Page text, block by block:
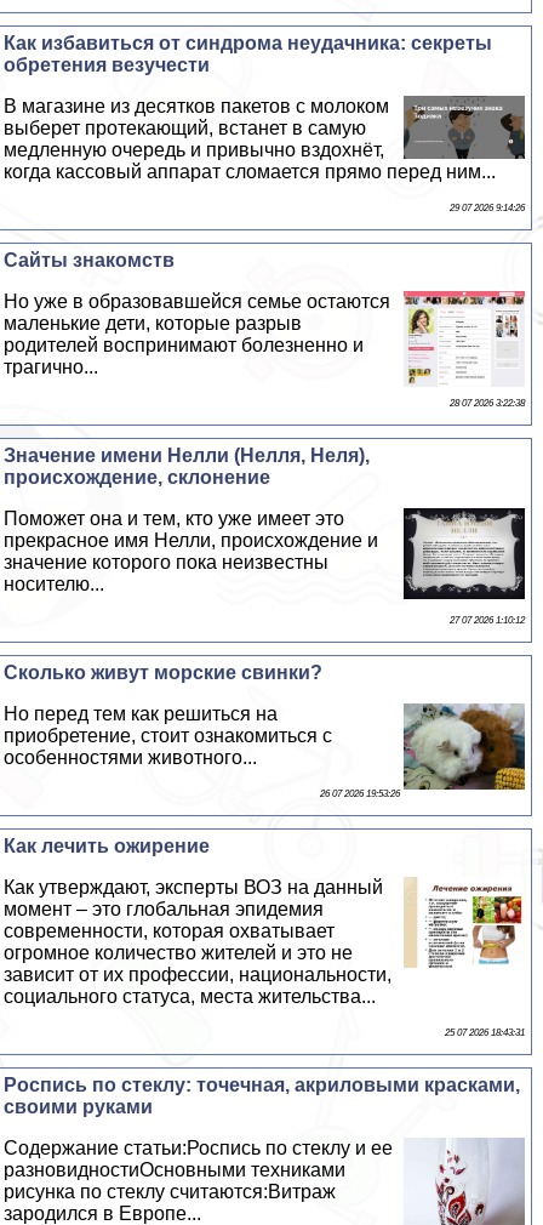
Как избавиться от синдрома неудачника: секреты
обретения везучести
В магазине из десятков пакетов с молоком
выберет протекающий, встанет в самую
медленную очередь и привычно вздохнёт,
когда кассовый аппарат сломается прямо перед ним...
29 07 2026 9:14:26
Сайты знакомств
Но уже в образовавшейся семье остаются
маленькие дети, которые разрыв
родителей воспринимают болезненно и
трагично...
28 07 2026 3:22:38
Значение имени Нелли (Нелля, Неля),
происхождение, склонение
Поможет она и тем, кто уже имеет это
прекрасное имя Нелли, происхождение и
значение которого пока неизвестны
носителю...
27 07 2026 1:10:12
Сколько живут морские свинки?
Но перед тем как решиться на
приобретение, стоит ознакомиться с
особенностями животного...
26 07 2026 19:53:26
Как лечить ожирение
Как утверждают, эксперты ВОЗ на данный
момент – это глобальная эпидемия
современности, которая охватывает
огромное количество жителей и это не
зависит от их профессии, национальности,
социального статуса, места жительства...
25 07 2026 18:43:31
Роспись по стеклу: точечная, акриловыми красками,
своими руками
Содержание статьи:Роспись по стеклу и ее
разновидностиОсновными техниками
рисунка по стеклу считаются:Витраж
зародился в Европе...